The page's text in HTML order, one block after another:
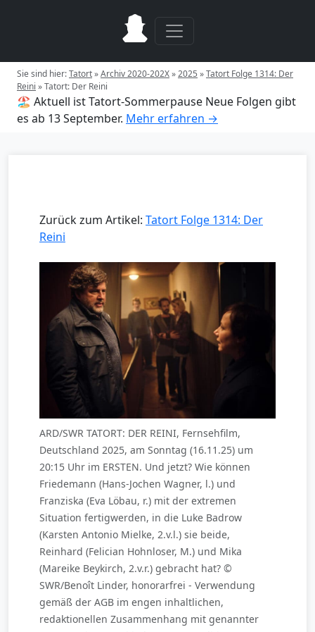
Sie sind hier:Tatort»Archiv 2020-202X»2025 »Tatort Folge 1314: Der
Reini »Tatort: Der Reini
🏖️ Aktuell ist Tatort-Sommerpause Neue Folgen gibt
es ab 13 September. Mehr erfahren →
Zurück zum Artikel: Tatort Folge 1314: Der
Reini
ARD/SWR TATORT: DER REINI, Fernsehfilm,
Deutschland 2025, am Sonntag (16.11.25) um
20:15 Uhr im ERSTEN. Und jetzt? Wie können
Friedemann (Hans-Jochen Wagner, l.) und
Franziska (Eva Löbau, r.) mit der extremen
Situation fertigwerden, in die Luke Badrow
(Karsten Antonio Mielke, 2.v.l.) sie beide,
Reinhard (Felician Hohnloser, M.) und Mika
(Mareike Beykirch, 2.v.r.) gebracht hat? ©
SWR/Benoît Linder, honorarfrei - Verwendung
gemäß der AGB im engen inhaltlichen,
redaktionellen Zusammenhang mit genannter